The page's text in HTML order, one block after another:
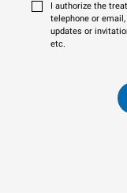
I authorize the
telephone or
updates or
etc.